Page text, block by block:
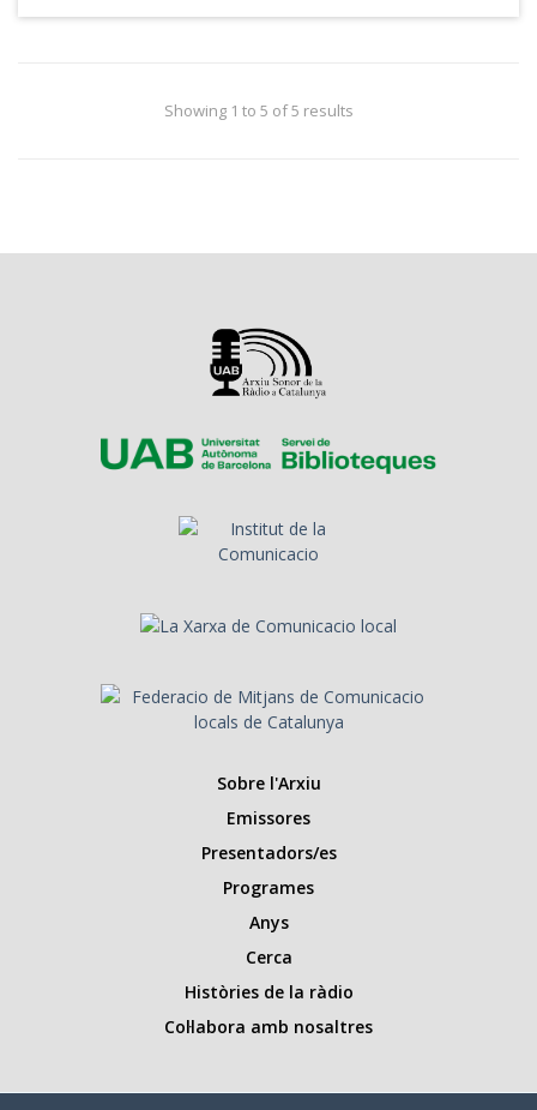
Showing 1 to 5 of 5 results
Sobre l'Arxiu
Emissores
Presentadors/es
Programes
Anys
Cerca
Històries de la ràdio
Col·labora amb nosaltres